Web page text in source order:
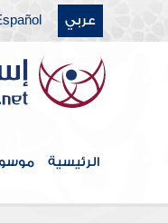
عربي
الرئيسية